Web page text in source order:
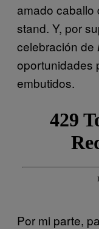
amado caballo
stand. Y, por
celebración de
oportunidades
embutidos.
Por mi parte,